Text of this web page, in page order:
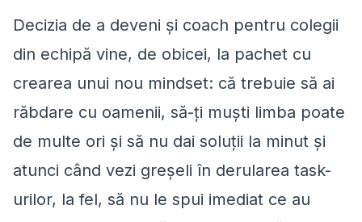
Decizia de a deveni și coach pentru colegii
din echipă vine, de obicei, la pachet cu
crearea unui nou mindset: că trebuie să ai
răbdare cu oamenii, să-ți muști limba poate
de multe ori și să nu dai soluții la minut și
atunci când vezi greșeli în derularea task-
urilor, la fel, să nu le spui imediat ce au